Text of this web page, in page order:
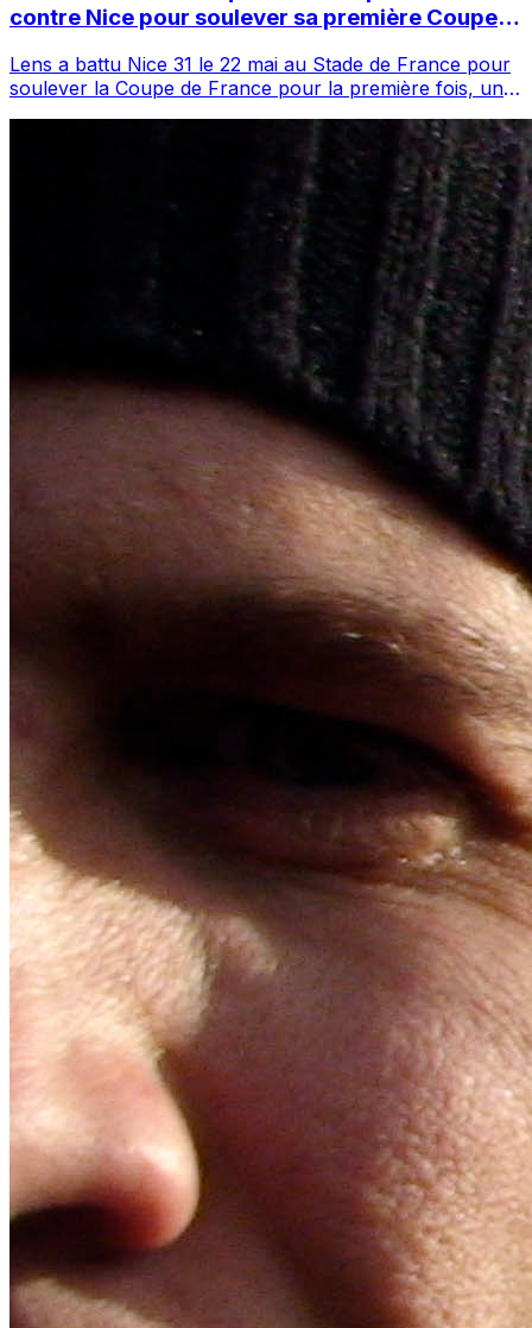
contre Nice pour soulever sa première Coupe
Lens a battu Nice 31 le 22 mai au Stade de France pour
soulever la Coupe de France pour la première fois, une